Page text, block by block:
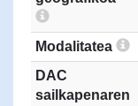
Modalitatea
DAC
sailkapenaren